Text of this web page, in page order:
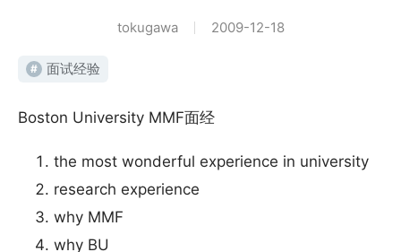
tokugawa 2009-12-18
# 面试经验
Boston University MMF面经
the most wonderful experience in university
research experience
why MMF
why BU